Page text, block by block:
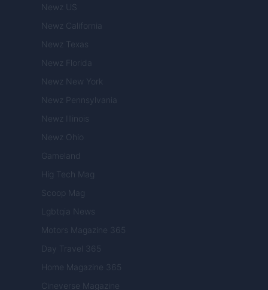
Newz US
Newz California
Newz Texas
Newz Florida
Newz New York
Newz Pennsylvania
Newz Illinois
Newz Ohio
Gameland
Hig Tech Mag
Scoop Mag
Lgbtqia News
Motors Magazine 365
Day Travel 365
Home Magazine 365
Cineverse Magazine